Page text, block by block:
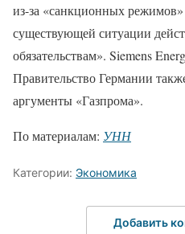
из-за «санкционных режимов»
существующей ситуации
обязательствам». Siemens
Правительство Германии
аргументы «Газпрома».
По материалам: УНН
Категории: Экономика
Добавить